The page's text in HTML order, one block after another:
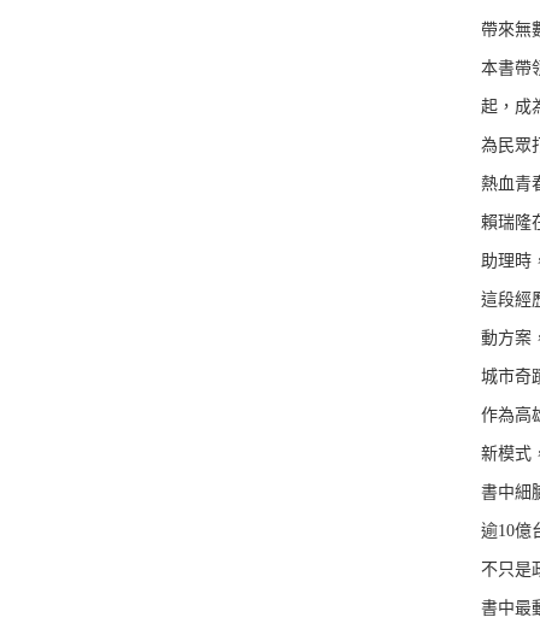
帶來無
本書帶
起，成
為民眾
熱血青
賴瑞隆
助理時
這段經
動方案
城市奇
作為高
新模式
書中細
逾10億
不只是
書中最